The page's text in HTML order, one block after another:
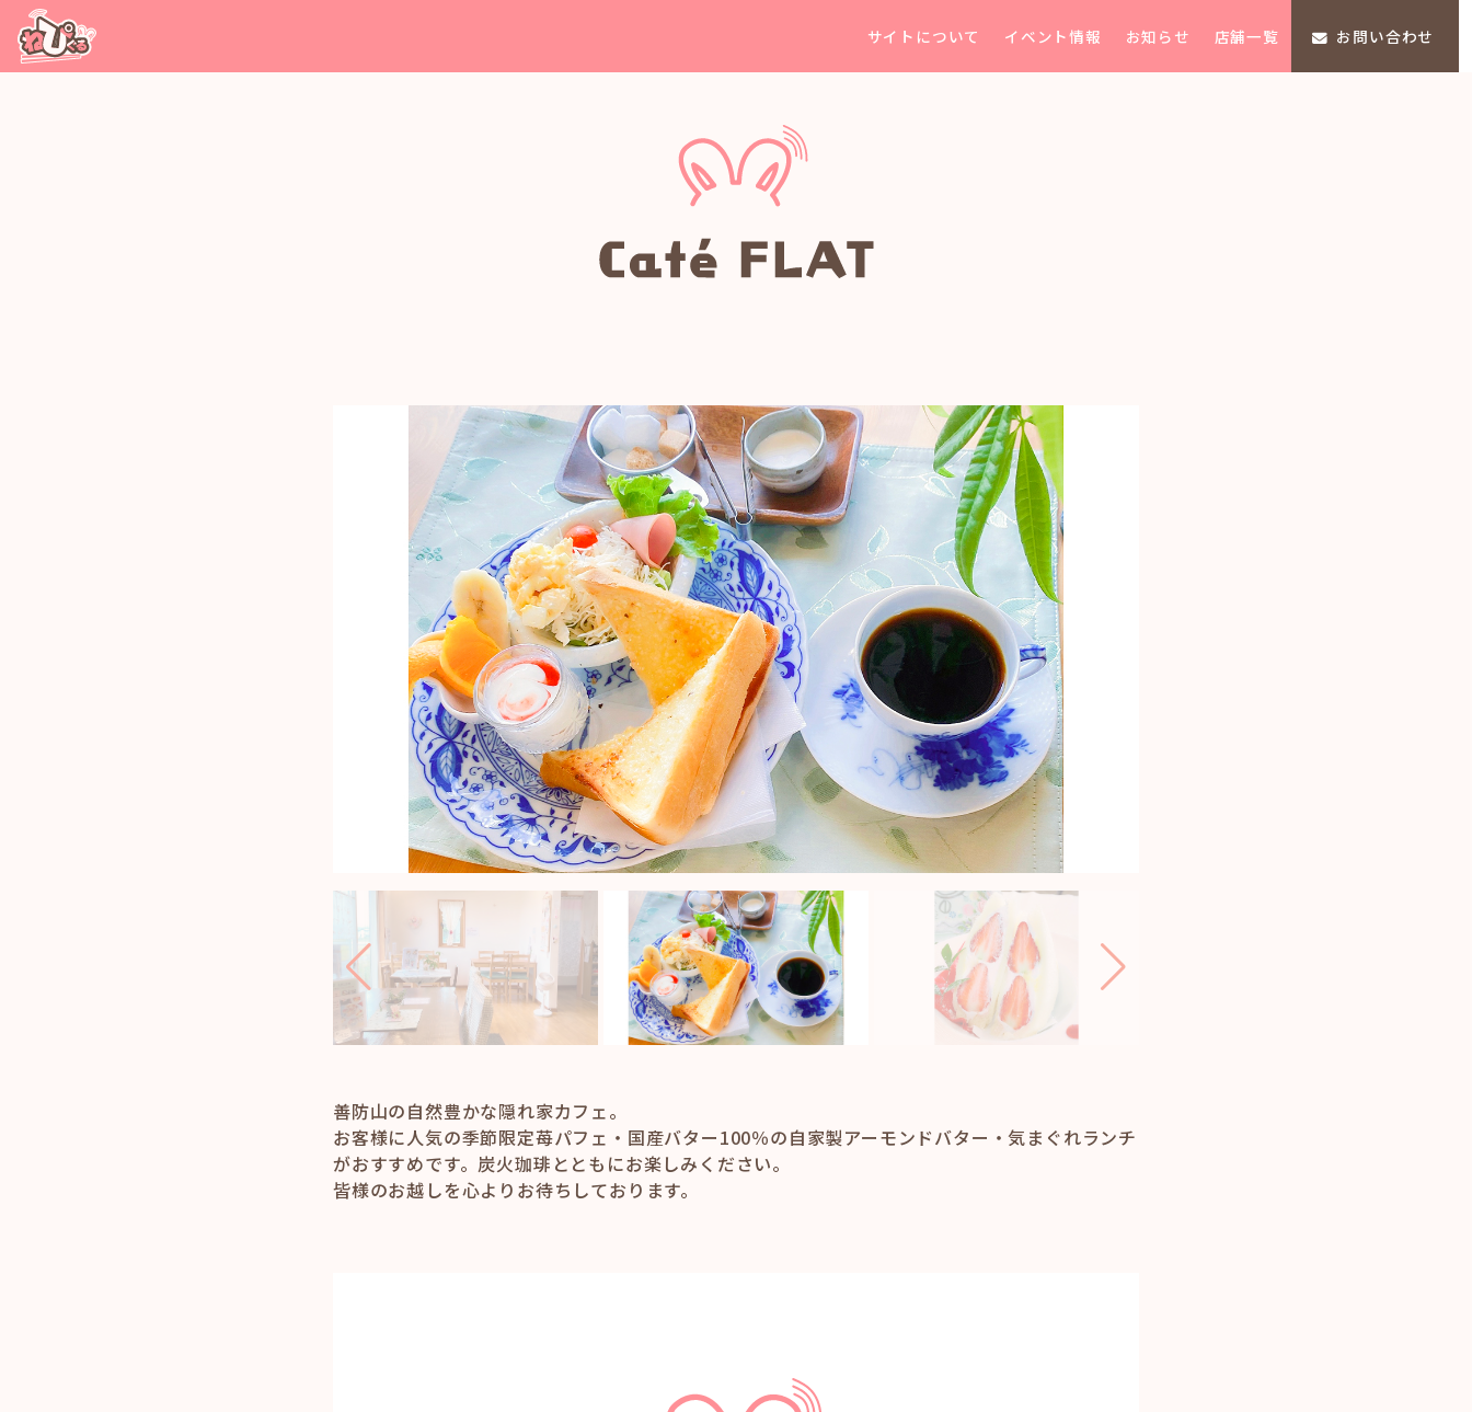
コンテンツへ移動
サイトについて イベント情報 お知らせ 店舗一覧 お問い合わせ
善防山の自然豊かな隠れ家カフェ。
お客様に人気の季節限定苺パフェ・国産バター100％の自家製アーモンドバター・気まぐれランチ
がおすすめです。炭火珈琲とともにお楽しみください。
皆様のお越しを心よりお待ちしております。